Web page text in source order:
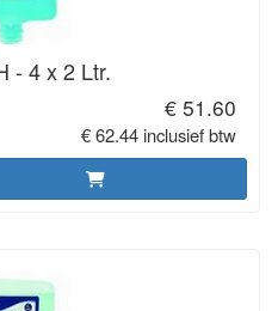
- 4 x 2 Ltr.
€ 51.60
€ 62.44 inclusief btw